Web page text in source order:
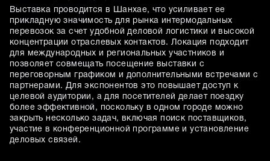
Выставка проводится в Шанхае, что усиливает ее
прикладную значимость для рынка интермодальных
перевозок за счет удобной деловой логистики и высокой
концентрации отраслевых контактов. Локация подходит
для международных и региональных участников и
позволяет совмещать посещение выставки с
переговорным графиком и дополнительными встречами с
партнерами. Для экспонентов это повышает доступ к
целевой аудитории, а для посетителей делает поездку
более эффективной, поскольку в одном городе можно
закрыть несколько задач, включая поиск поставщиков,
участие в конференционной программе и установление
деловых связей.